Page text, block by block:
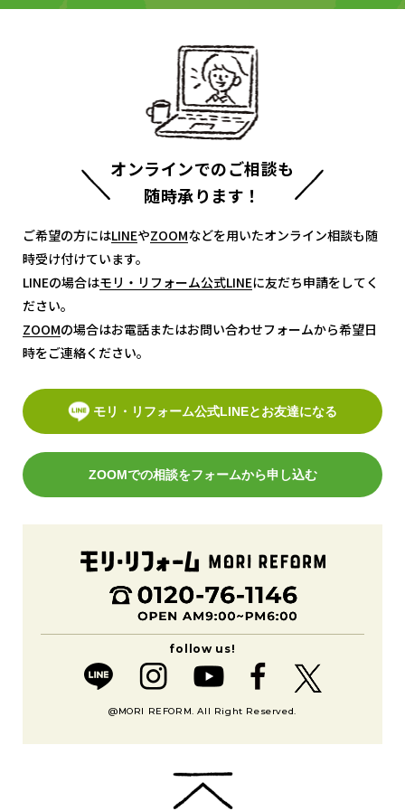
オンラインでのご相談も
随時承ります！
ご希望の方にはLINE
LINEやZOOM
ZOOMなどを用いたオンライン相談も随
時受け付けています。
LINEの場合はモリ・リフォーム公式LINE
モリ・リフォーム公式LINEに友だち申請をしてく
ださい。
ZOOM
ZOOMの場合はお電話またはお問い合わせフォームから希望日
時をご連絡ください。
モリ・リフォーム公式LINEとお友達になる
ZOOMでの相談をフォームから申し込む
@MORI REFORM. All Right Reserved.